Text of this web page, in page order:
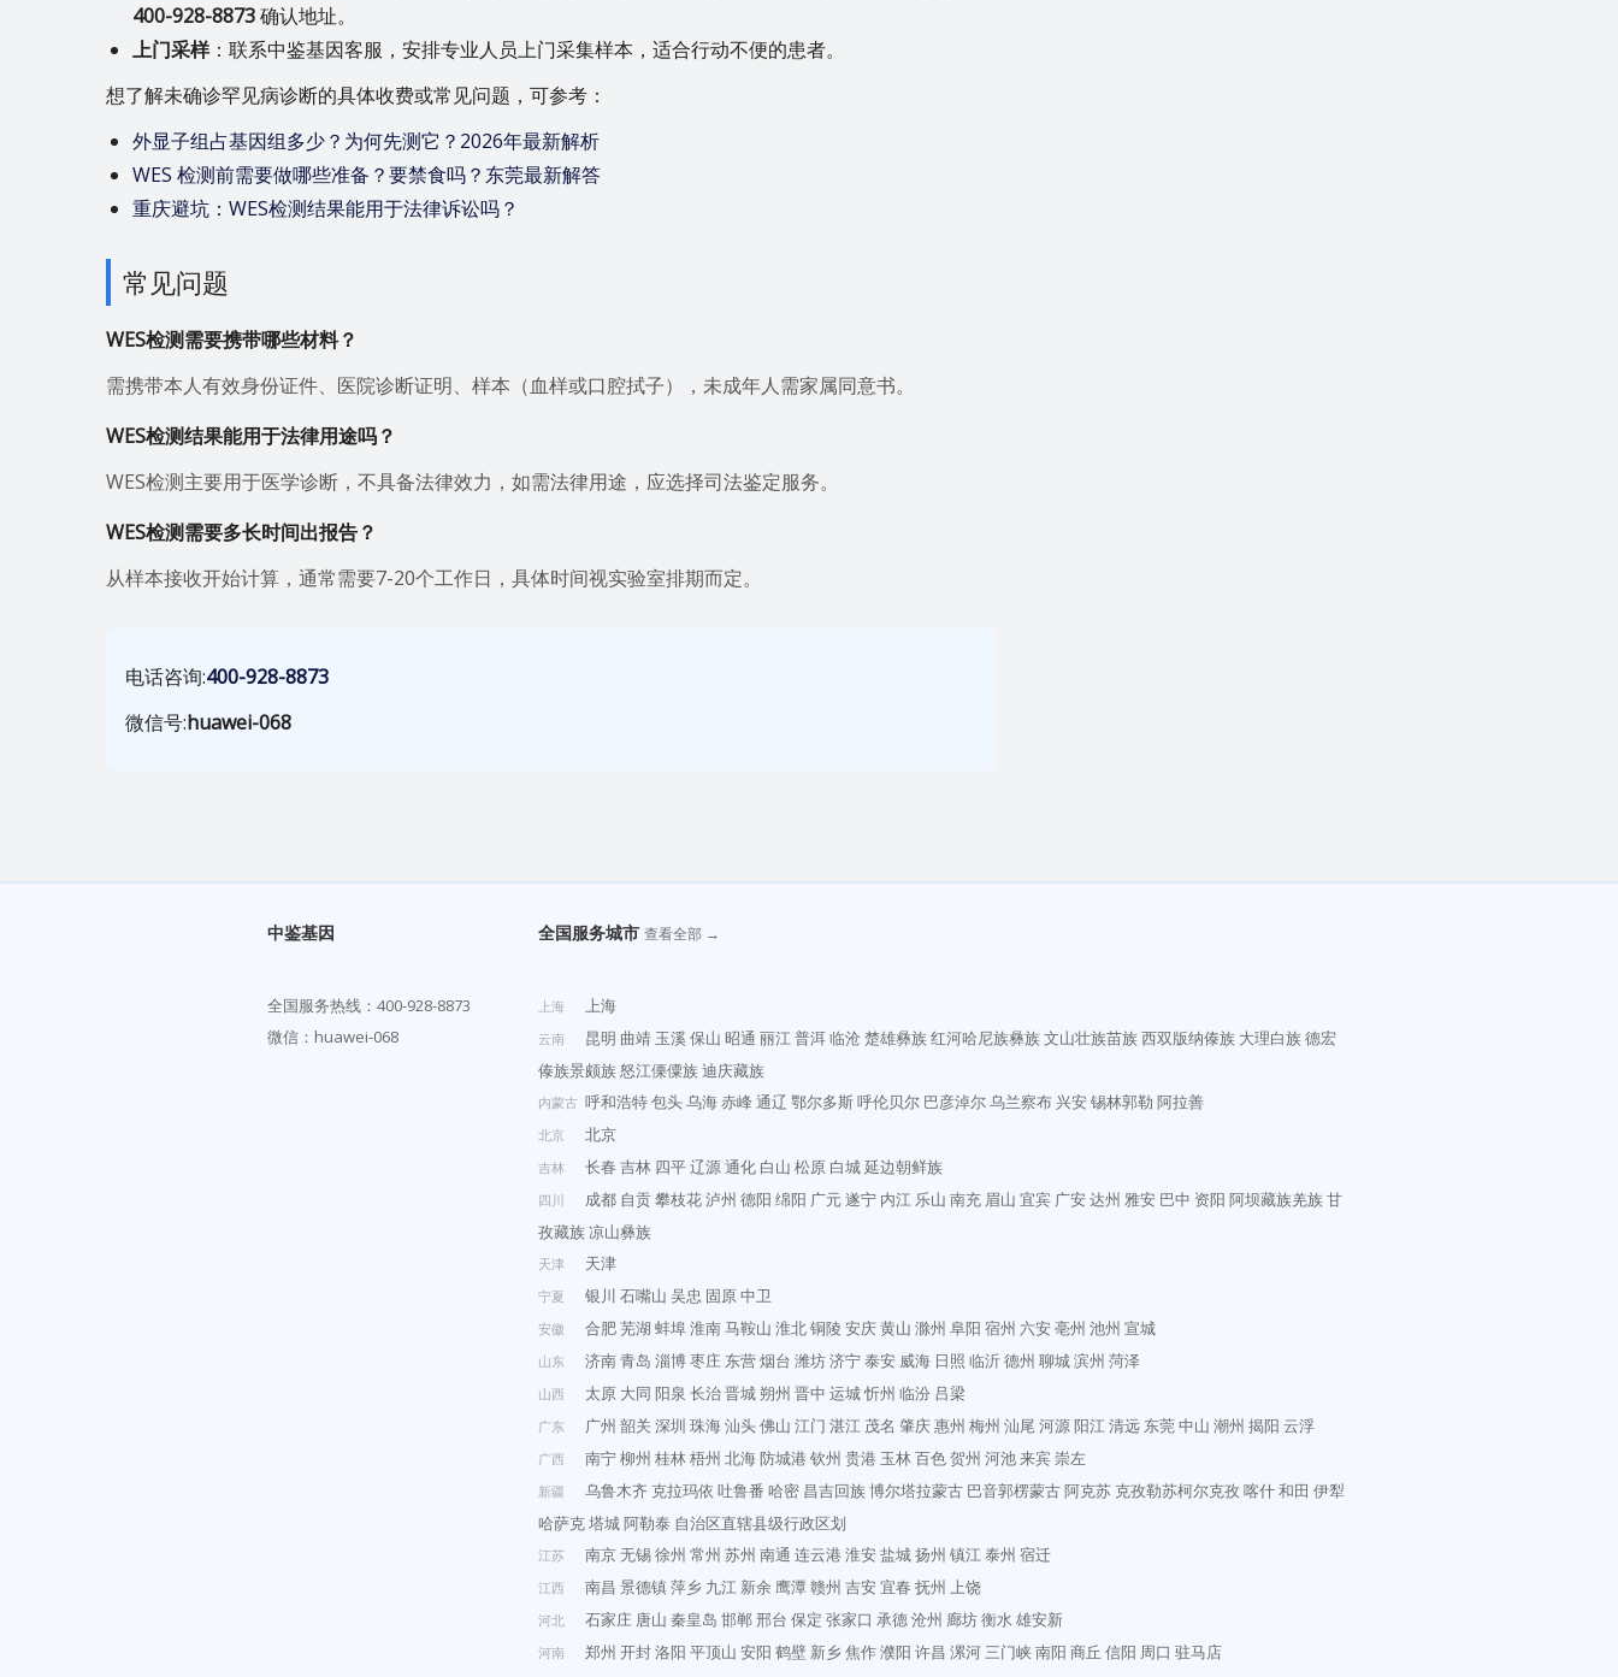
400-928-8873确认地址。
上门采样：联系中鉴基因客服，安排专业人员上门采集样本，适合行动不便的患者。
想了解未确诊罕见病诊断的具体收费或常见问题，可参考：
外显子组占基因组多少？为何先测它？2026年最新解析
WES 检测前需要做哪些准备？要禁食吗？东莞最新解答
重庆避坑：WES检测结果能用于法律诉讼吗？
常见问题
WES检测需要携带哪些材料？
需携带本人有效身份证件、医院诊断证明、样本（血样或口腔拭子），未成年人需家属同意书。
WES检测结果能用于法律用途吗？
WES检测主要用于医学诊断，不具备法律效力，如需法律用途，应选择司法鉴定服务。
WES检测需要多长时间出报告？
从样本接收开始计算，通常需要7-20个工作日，具体时间视实验室排期而定。
电话咨询:400-928-8873
微信号:huawei-068
中鉴基因
全国服务热线： 400-928-8873
微信：huawei-068
全国服务城市 查看全部 →
上海 上海
云南 昆明 曲靖 玉溪保山 昭通 丽江 普洱临沧楚雄彝族红河哈尼族彝族文山壮族苗族西双版纳傣族 大理白族德宏
傣族景颇族怒江傈僳族迪庆藏族
内蒙古 呼和浩特包头乌海赤峰通辽 鄂尔多斯呼伦贝尔 巴彦淖尔乌兰察布 兴安锡林郭勒 阿拉善
北京 北京
吉林 长春 吉林 四平辽源通化 白山 松原 白城延边朝鲜族
四川 成都 自贡攀枝花泸州 德阳 绵阳 广元遂宁 内江 乐山 南充 眉山 宜宾 广安达州 雅安 巴中 资阳 阿坝藏族羌族甘
孜藏族凉山彝族
天津 天津
宁夏 银川 石嘴山 吴忠 固原中卫
安徽 合肥芜湖 蚌埠淮南马鞍山 淮北铜陵 安庆黄山 滁州 阜阳 宿州 六安亳州 池州 宣城
山东 济南青岛 淄博枣庄 东营烟台 潍坊济宁泰安 威海 日照 临沂德州 聊城滨州 菏泽
山西 太原 大同 阳泉 长治晋城朔州 晋中 运城忻州 临汾 吕梁
广东 广州 韶关 深圳 珠海汕头佛山 江门 湛江 茂名 肇庆惠州 梅州 汕尾 河源阳江 清远 东莞中山 潮州 揭阳 云浮
广西 南宁柳州 桂林梧州 北海防城港钦州 贵港 玉林百色贺州 河池来宾崇左
新疆 乌鲁木齐 克拉玛依 吐鲁番 哈密 昌吉回族博尔塔拉蒙古 巴音郭楞蒙古阿克苏 克孜勒苏柯尔克孜喀什和田 伊犁
哈萨克塔城阿勒泰 自治区直辖县级行政区划
江苏 南京无锡徐州 常州 苏州 南通 连云港淮安盐城扬州 镇江 泰州 宿迁
江西 南昌 景德镇萍乡 九江 新余 鹰潭 赣州 吉安宜春 抚州 上饶
河北 石家庄 唐山 秦皇岛 邯郸邢台 保定 张家口 承德沧州 廊坊衡水 雄安新
河南 郑州 开封洛阳 平顶山 安阳 鹤壁 新乡焦作濮阳 许昌 漯河 三门峡南阳 商丘 信阳 周口 驻马店